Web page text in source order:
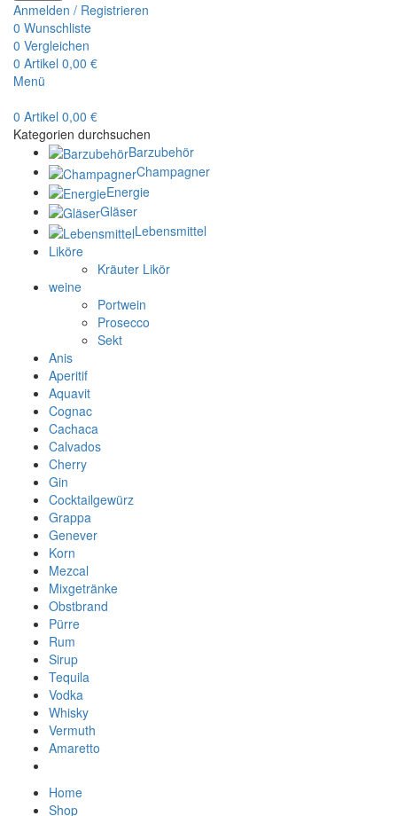
Anmelden / Registrieren
0 Wunschliste
0 Vergleichen
0 Artikel 0,00 €
Menü
0 Artikel 0,00 €
Kategorien durchsuchen
Barzubehör
Champagner
Energie
Gläser
Lebensmittel
Liköre
Kräuter Likör
weine
Portwein
Prosecco
Sekt
Anis
Aperitif
Aquavit
Cognac
Cachaca
Calvados
Cherry
Gin
Cocktailgewürz
Grappa
Genever
Korn
Mezcal
Mixgetränke
Obstbrand
Pürre
Rum
Sirup
Tequila
Vodka
Whisky
Vermuth
Amaretto
Home
Shop